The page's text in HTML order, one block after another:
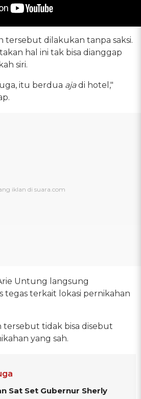
tersebut dilakukan tanpa saksi.
hal ini tak bisa dianggap
siri.
itu berdua ajadi hotel,"
Untung langsung
tegas terkait lokasi pernikahan
tersebut tidak bisa disebut
yang sah.
Sat Set Gubernur Sherly